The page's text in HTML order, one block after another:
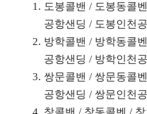
도봉콜밴 / 도봉동콜
공항샌딩 / 도봉인천
방학콜밴 / 방학동콜
공항샌딩 / 방학인천
쌍문콜밴 / 쌍문동콜
공항샌딩 / 쌍문인천